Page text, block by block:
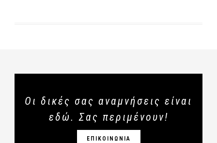
Οι δικές σας αναμνήσεις είναι
εδώ. Σας περιμένουν!
ΕΠΙΚΟΙΝΩΝΙΑ